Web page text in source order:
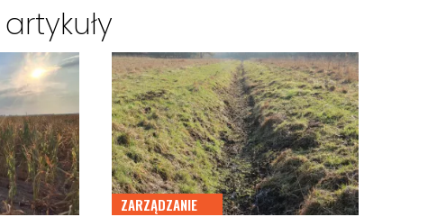
ZARZĄDZANIE